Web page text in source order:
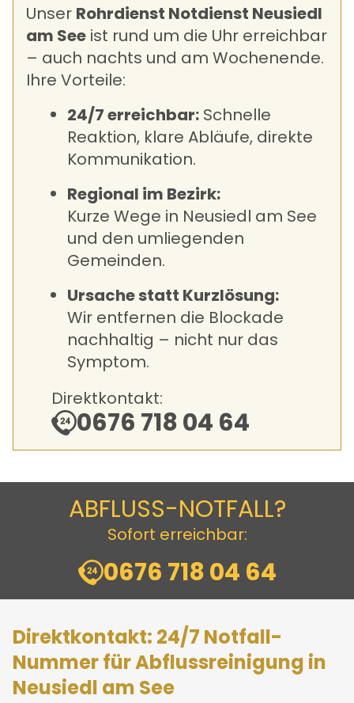
Unser Rohrdienst Notdienst Neusiedl
am See ist rund um die Uhr erreichbar
– auch nachts und am Wochenende.
Ihre Vorteile:
24/7 erreichbar: Schnelle
Reaktion, klare Abläufe, direkte
Kommunikation.
Regional im Bezirk:
Kurze Wege in Neusiedl am See
und den umliegenden
Gemeinden.
Ursache statt Kurzlösung:
Wir entfernen die Blockade
nachhaltig – nicht nur das
Symptom.
Direktkontakt:
0676 718 04 64
ABFLUSS-NOTFALL?
Sofort erreichbar:
0676 718 04 64
Direktkontakt: 24/7 Notfall-
Nummer für Abflussreinigung in
Neusiedl am See